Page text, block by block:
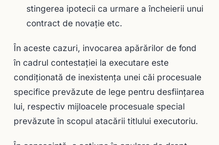
stingerea ipotecii ca urmare a încheierii unui
contract de novaţie etc.
În aceste cazuri, invocarea apărărilor de fond
în cadrul contestaţiei la executare este
condiţionată de inexistenţa unei căi procesuale
specifice prevăzute de lege pentru desfiinţarea
lui, respectiv mijloacele procesuale special
prevăzute în scopul atacării titlului executoriu.